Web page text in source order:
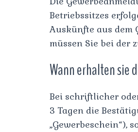
Betriebssitzes
Auskünfte aus dem
müssen Sie bei der
Wann erhalten sie
Bei schriftlicher
3 Tagen die
„Gewerbeschein“),